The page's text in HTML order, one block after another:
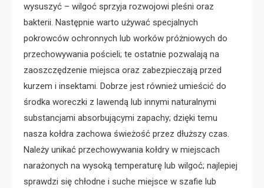
wysuszyć – wilgoć sprzyja rozwojowi pleśni oraz
bakterii. Następnie warto używać specjalnych
pokrowców ochronnych lub worków próżniowych do
przechowywania pościeli; te ostatnie pozwalają na
zaoszczędzenie miejsca oraz zabezpieczają przed
kurzem i insektami. Dobrze jest również umieścić do
środka woreczki z lawendą lub innymi naturalnymi
substancjami absorbującymi zapachy; dzięki temu
nasza kołdra zachowa świeżość przez dłuższy czas.
Należy unikać przechowywania kołdry w miejscach
narażonych na wysoką temperaturę lub wilgoć; najlepiej
sprawdzi się chłodne i suche miejsce w szafie lub